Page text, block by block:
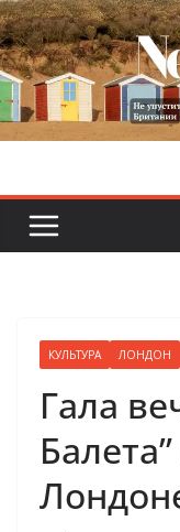
Skip
to
content
КУЛЬТУРА ЛОНДОН
Гала